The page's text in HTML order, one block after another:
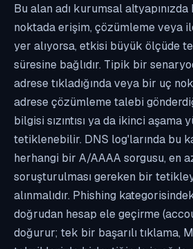
Bu alan adı kurumsal
noktada erişim, çözümleme veya
yer alıyorsa, etkisi büyük ölçüde
süresine bağlıdır. Tipik bir
adrese tıkladığında veya bir uç
adrese çözümleme talebi
bilgisi sızıntısı ya da ikinci aşama
tetiklenebilir. DNS log'larında bu
herhangi bir A/AAAA sorgusu, en
soruşturulması gereken bir
alınmalıdır. Phishing
doğrudan hesap ele geçirme
doğurur; tek bir başarılı tıklama,